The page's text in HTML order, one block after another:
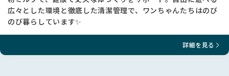
広々とした環境と徹底した清潔管理で、ワンちゃんたちはのび
のび暮らしています✨
詳細を見る